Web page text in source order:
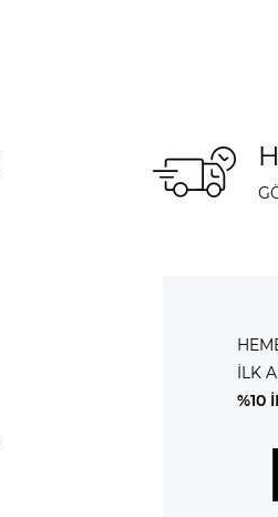
İLK
%10